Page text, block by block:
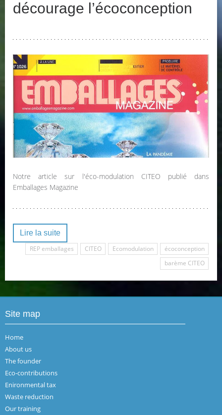
décourage l’écoconception
Notre article sur l'éco-modulation CITEO publié dans
Emballages Magazine
Lire la suite
REP emballages
CITEO Ecomodulation
écoconception
barème CITEO
Site map
Home
About us
The founder
Eco-contributions
Enironmental tax
Waste reduction
Our training